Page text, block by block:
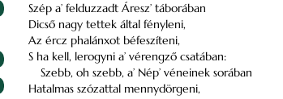
Szép a’ felduzzadt Áresz’ táborában
Dicső nagy tettek által fényleni,
Az ércz phalánxot béfeszíteni,
S ha kell, lerogyni a’ vérengző csatában:
Szebb, oh szebb, a’ Nép’ véneinek sorában
Hatalmas szózattal mennydörgeni,